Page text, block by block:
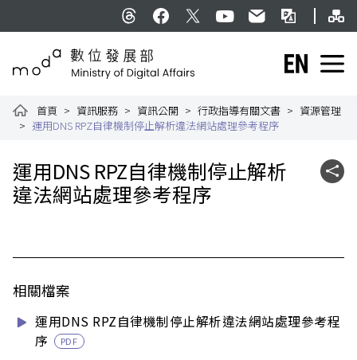
English
首頁 資訊服務 資訊公開 行政指導有關文書
資源管理
運用DNS RPZ自律機制停止解析違法網站處理參考程序
運用DNS RPZ自律機制停止解析
違法網站處理參考程序
社群
相關檔案
運用DNS RPZ自律機制停止解析違法網站處理參考程
序
PDF